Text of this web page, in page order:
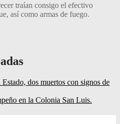
traían consigo el efectivo
así como armas de fuego.
dos muertos con signos de
en la Colonia San Luis.